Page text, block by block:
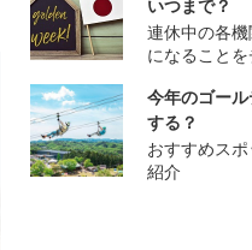
いつまで？
連休中の各
になること
今年のゴー
する？
おすすめス
紹介